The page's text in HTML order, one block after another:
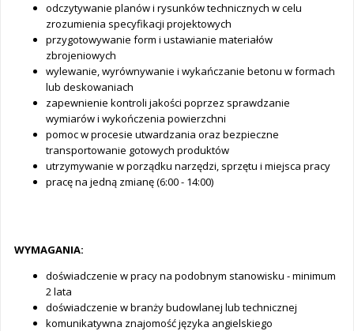
odczytywanie planów i rysunków technicznych w celu
zrozumienia specyfikacji projektowych
przygotowywanie form i ustawianie materiałów
zbrojeniowych
wylewanie, wyrównywanie i wykańczanie betonu w formach
lub deskowaniach
zapewnienie kontroli jakości poprzez sprawdzanie
wymiarów i wykończenia powierzchni
pomoc w procesie utwardzania oraz bezpieczne
transportowanie gotowych produktów
utrzymywanie w porządku narzędzi, sprzętu i miejsca pracy
pracę na jedną zmianę (6:00 - 14:00)
WYMAGANIA:
doświadczenie w pracy na podobnym stanowisku - minimum
2 lata
doświadczenie w branży budowlanej lub technicznej
komunikatywna znajomość języka angielskiego